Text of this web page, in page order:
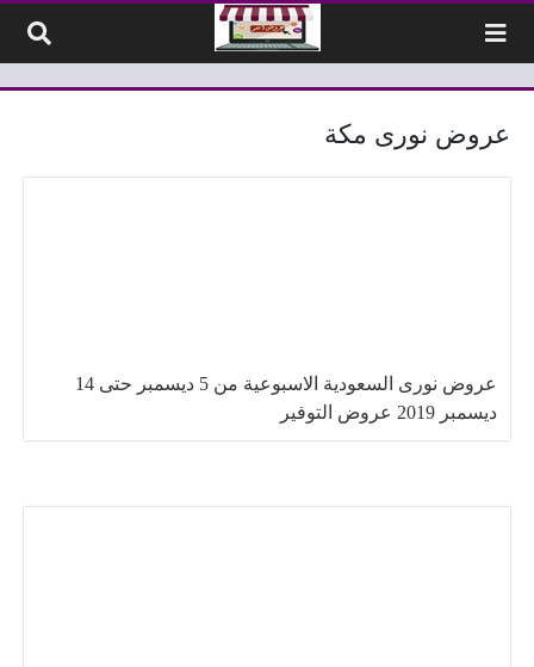
عروض نورى مكة
عروض نورى السعودية الاسبوعية من 5 ديسمبر حتى 14
ديسمبر 2019 عروض التوفير